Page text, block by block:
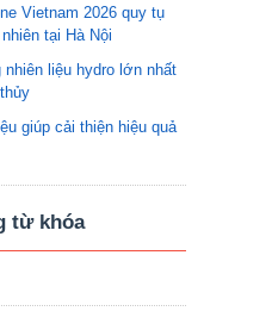
Vietnam 2026 quy tụ
tại Hà Nội
liệu hydro lớn nhất
giúp cải thiện hiệu quả
từ khóa